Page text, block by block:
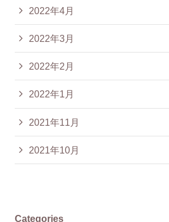
2022年4月
2022年3月
2022年2月
2022年1月
2021年11月
2021年10月
Categories